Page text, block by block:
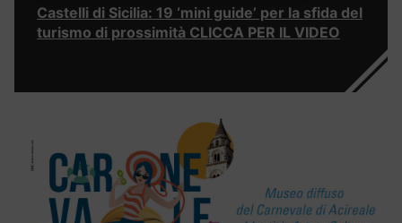
Castelli di Sicilia: 19 ‘mini guide’ per la sfida del
turismo di prossimità CLICCA PER IL VIDEO